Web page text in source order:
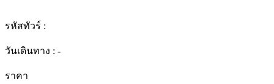
รหัสทัวร์ :
วันเดินทาง : -
ราคา